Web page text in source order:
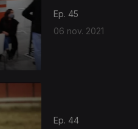
Ep. 45
06 nov. 2021
Ep. 44